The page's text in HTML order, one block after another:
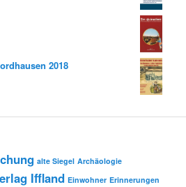
2018
alte Siegel Archäologie
Iffland Einwohner Erinnerungen